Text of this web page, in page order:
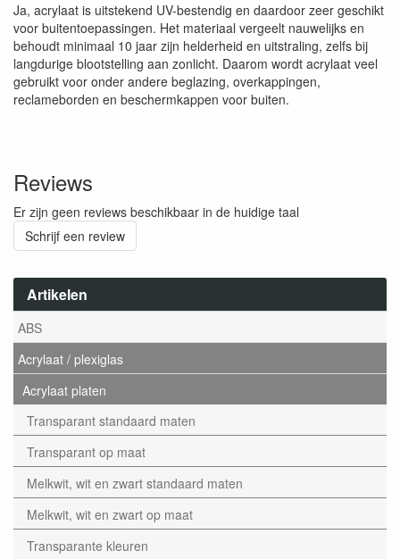
Artikelen
ABS
Acrylaat / plexiglas
Acrylaat platen
Transparant standaard maten
Transparant op maat
Melkwit, wit en zwart standaard maten
Melkwit, wit en zwart op maat
Transparante kleuren
Ja, acrylaat is uitstekend UV-bestendig en daardoor zeer geschikt
voor buitentoepassingen. Het materiaal vergeelt nauwelijks en
behoudt minimaal 10 jaar zijn helderheid en uitstraling, zelfs bij
langdurige blootstelling aan zonlicht. Daarom wordt acrylaat veel
gebruikt voor onder andere beglazing, overkappingen,
reclameborden en beschermkappen voor buiten.
Reviews
Er zijn geen reviews beschikbaar in de huidige taal
Schrijf een review